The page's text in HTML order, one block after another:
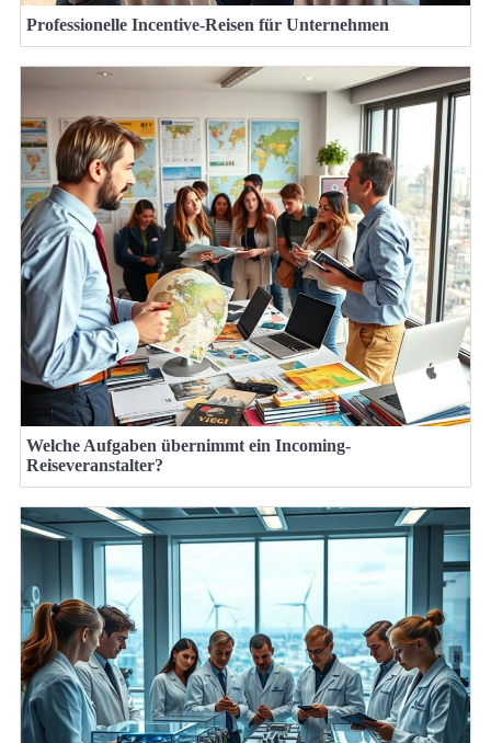
Professionelle Incentive-Reisen für Unternehmen
Welche Aufgaben übernimmt ein Incoming-
Reiseveranstalter?